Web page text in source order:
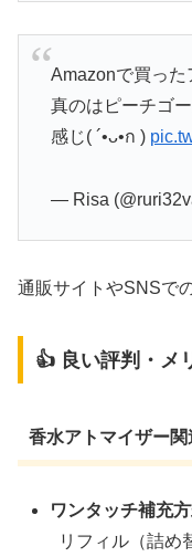
Amazonで買った
真のはピーチゴ
感じ( ´•ᴗ•ก )
— Risa
通販サイトやSNSで
👍 良い評判・メ
香水アトマイザー関
ワンタッチ補充
リフィル（詰め